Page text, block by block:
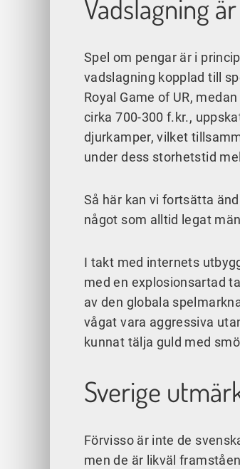
Vadslagning
Spel om pengar är i
vadslagning kopplad till
Royal Game of UR,
cirka 700-300 f.kr.,
djurkamper, vilket
under dess storhetstid
Så här kan vi fortsätta
något som alltid legat
I takt med internets
med en explosionsartad
av den globala
vågat vara aggressiva
kunnat tälja guld med
Sverige
Förvisso är inte de
men de är likväl